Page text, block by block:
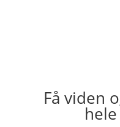
Få viden